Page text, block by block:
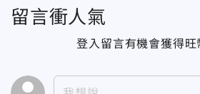
留言衝人氣
登入留言有機會獲得旺